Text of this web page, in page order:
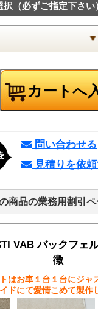
択 （必ずご指定下さい
問い合わせる
見積りを依
商品の業務用割引
VAB バックフェ
徴
はお車１台１台にジャ
ドにて愛情こめて製作